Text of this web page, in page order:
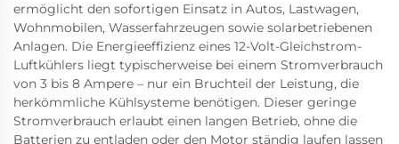
ermöglicht den sofortigen Einsatz in Autos, Lastwagen,
Wohnmobilen, Wasserfahrzeugen sowie solarbetriebenen
Anlagen. Die Energieeffizienz eines 12-Volt-Gleichstrom-
Luftkühlers liegt typischerweise bei einem Stromverbrauch
von 3 bis 8 Ampere – nur ein Bruchteil der Leistung, die
herkömmliche Kühlsysteme benötigen. Dieser geringe
Stromverbrauch erlaubt einen langen Betrieb, ohne die
Batterien zu entladen oder den Motor ständig laufen lassen